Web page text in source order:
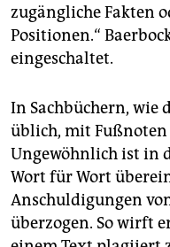
zugängliche Fakten
Positionen.“
eingeschaltet.
In Sachbüchern, wie
üblich, mit Fußnoten
Ungewöhnlich ist in
Wort für Wort
Anschuldigungen
überzogen. So wirft